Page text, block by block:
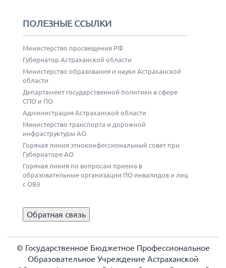
ПОЛЕЗНЫЕ ССЫЛКИ
Министерство просвещения РФ
Губернатор Астраханской области
Министерство образования и науки Астраханской
области
Департамент государственной политики в сфере
СПО и ПО
Администрация Астраханской области
Министерство транспорта и дорожной
инфраструктуры АО
Горячая линия этноконфессиональный совет при
Губернаторе АО
Горячая линия по вопросам приема в
образовательные организации ПО инвалидов и лиц
с ОВЗ
Обратная связь
© Государственное Бюджетное Профессиональное
Образовательное Учреждение Астраханской